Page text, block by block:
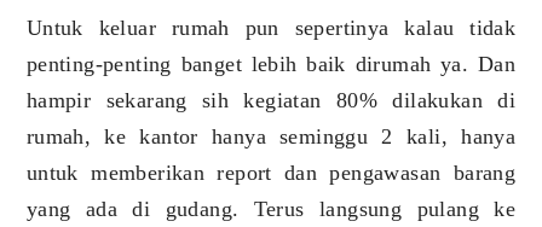
Untuk keluar rumah pun sepertinya kalau tidak
penting-penting banget lebih baik dirumah ya. Dan
hampir sekarang sih kegiatan 80% dilakukan di
rumah, ke kantor hanya seminggu 2 kali, hanya
untuk memberikan report dan pengawasan barang
yang ada di gudang. Terus langsung pulang ke